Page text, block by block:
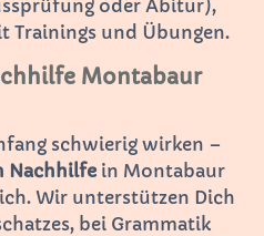
oder Abitur),
Trainings und Übungen.
Montabaur
schwierig wirken –
Nachhilfe in Montabaur
Wir unterstützen Dich
bei Grammatik